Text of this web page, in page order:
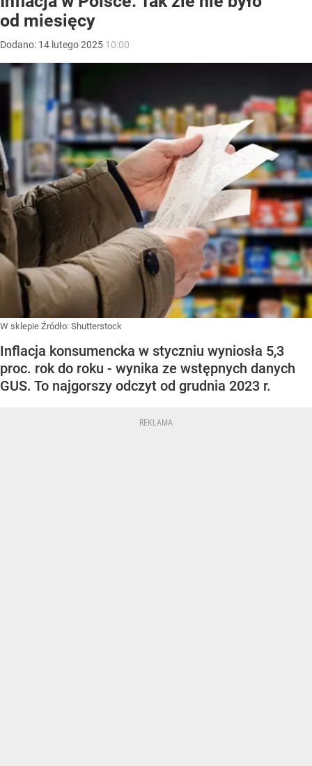
od miesięcy
Dodano: 14 lutego2025 10:00
W sklepie Źródło: Shutterstock
Inflacja konsumencka w styczniu wyniosła 5,3
proc. rok do roku - wynika ze wstępnych danych
GUS. To najgorszy odczyt od grudnia 2023 r.